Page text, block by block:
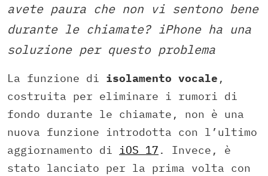
avete paura che non vi sentono bene
durante le chiamate? iPhone ha una
soluzione per questo problema
La funzione di isolamento vocale ,
costruita per eliminare i rumori di
fondo durante le chiamate, non è una
nuova funzione introdotta con l’ultimo
aggiornamento di iOS 17 . Invece, è
stato lanciato per la prima volta con